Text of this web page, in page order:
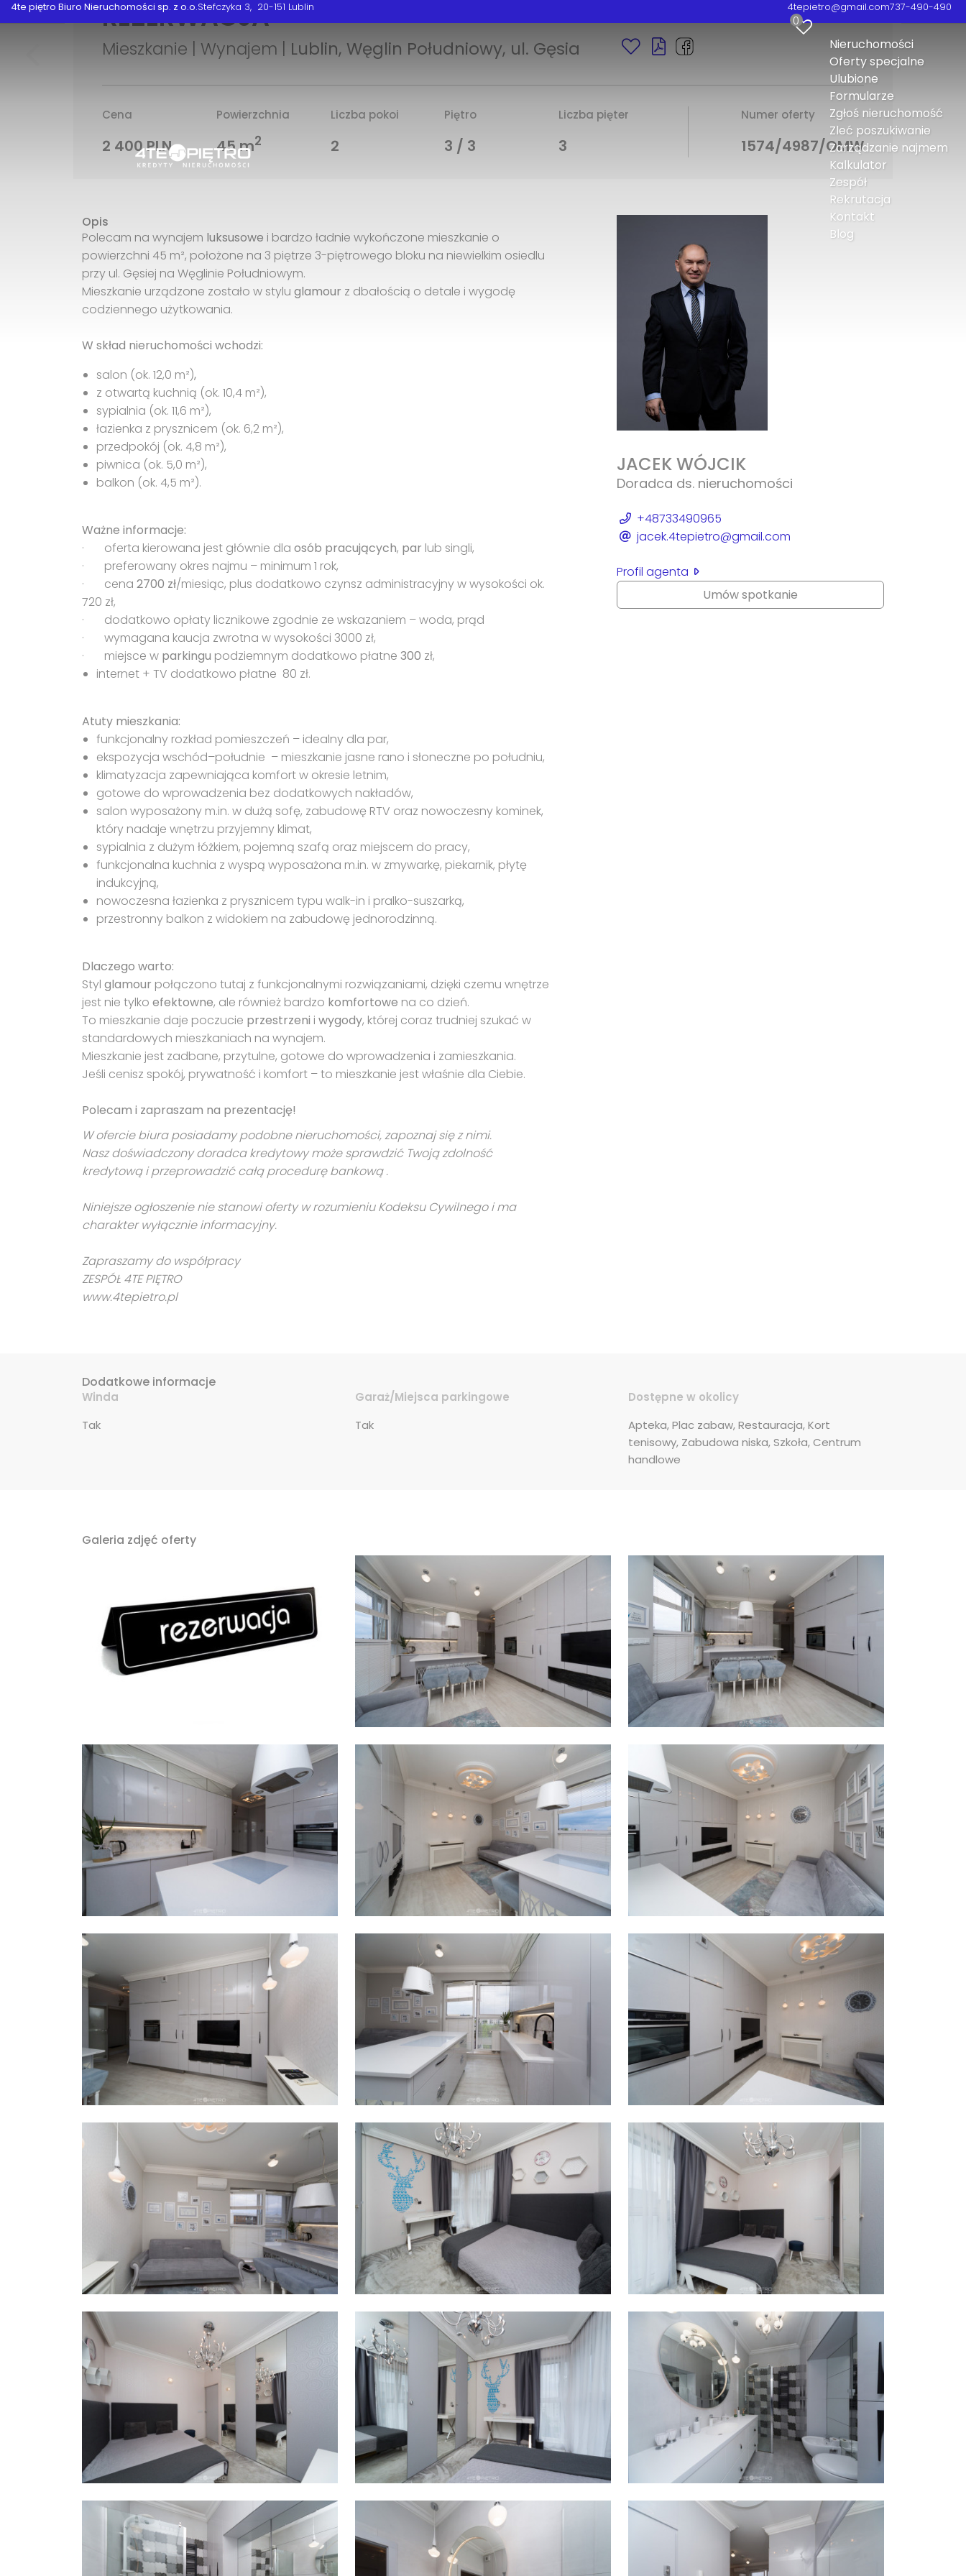
4te piętro Biuro Nieruchomości sp. z o.o.Stefczyka 3 20-151 Lublin 4tepietro@gmail.com737-490-490
0
Nieruchomości
Oferty specjalne
Ulubione
Formularze
Zgłoś nieruchomość
Zleć poszukiwanie
Zarządzanie najmem
Kalkulator
Zespół
Rekrutacja
Kontakt
Blog
REZERWACJA
Mieszkanie | Wynajem | Lublin, Węglin Południowy, ul. Gęsia
Cena
2 400 PLN
Powierzchnia
45 m2
Liczba pokoi
2
Piętro
3 / 3
Liczba pięter
3
Numer oferty
1574/4987/OMW
Opis
Polecam na wynajem luksusowe i bardzo ładnie wykończone mieszkanie o
powierzchni 45 m², położone na 3 piętrze 3-piętrowego bloku na niewielkim osiedlu
przy ul. Gęsiej na Węglinie Południowym.
Mieszkanie urządzone zostało w stylu glamour z dbałością o detale i wygodę
codziennego użytkowania.
W skład nieruchomości wchodzi:
salon (ok. 12,0 m²),
z otwartą kuchnią (ok. 10,4 m²),
sypialnia (ok. 11,6 m²),
łazienka z prysznicem (ok. 6,2 m²),
przedpokój (ok. 4,8 m²),
piwnica (ok. 5,0 m²),
balkon (ok. 4,5 m²).
Ważne informacje:
· oferta kierowana jest głównie dla osób pracujących, par lub singli,
· preferowany okres najmu – minimum 1 rok,
· cena 2700 zł/miesiąc, plus dodatkowo czynsz administracyjny w wysokości ok.
720 zł,
· dodatkowo opłaty licznikowe zgodnie ze wskazaniem – woda, prąd
· wymagana kaucja zwrotna w wysokości 3000 zł,
· miejsce w parkingu podziemnym dodatkowo płatne 300 zł,
internet + TV dodatkowo płatne 80 zł.
Atuty mieszkania:
funkcjonalny rozkład pomieszczeń – idealny dla par,
ekspozycja wschód–południe – mieszkanie jasne rano i słoneczne po południu,
klimatyzacja zapewniająca komfort w okresie letnim,
gotowe do wprowadzenia bez dodatkowych nakładów,
salon wyposażony m.in. w dużą sofę, zabudowę RTV oraz nowoczesny kominek,
który nadaje wnętrzu przyjemny klimat,
sypialnia z dużym łóżkiem, pojemną szafą oraz miejscem do pracy,
funkcjonalna kuchnia z wyspą wyposażona m.in. w zmywarkę, piekarnik, płytę
indukcyjną,
nowoczesna łazienka z prysznicem typu walk-in i pralko-suszarką,
przestronny balkon z widokiem na zabudowę jednorodzinną.
Dlaczego warto:
Styl glamour połączono tutaj z funkcjonalnymi rozwiązaniami, dzięki czemu wnętrze
jest nie tylko efektowne, ale również bardzo komfortowe na co dzień.
To mieszkanie daje poczucie przestrzeni i wygody, której coraz trudniej szukać w
standardowych mieszkaniach na wynajem.
Mieszkanie jest zadbane, przytulne, gotowe do wprowadzenia i zamieszkania.
Jeśli cenisz spokój, prywatność i komfort – to mieszkanie jest właśnie dla Ciebie.
Polecam i zapraszam na prezentację!
W ofercie biura posiadamy podobne nieruchomości, zapoznaj się z nimi.
Nasz doświadczony doradca kredytowy może sprawdzić Twoją zdolność
kredytową i przeprowadzić całą procedurę bankową .
Niniejsze ogłoszenie nie stanowi oferty w rozumieniu Kodeksu Cywilnego i ma
charakter wyłącznie informacyjny.
Zapraszamy do współpracy
ZESPÓŁ 4TE PIĘTRO
www.4tepietro.pl
JACEK WÓJCIK
Doradca ds. nieruchomości
+48733490965
jacek.4tepietro@gmail.com
Profil agenta
Umów spotkanie
Dodatkowe informacje
Winda
Tak
Garaż/Miejsca parkingowe
Tak
Dostępne w okolicy
Apteka, Plac zabaw, Restauracja, Kort
tenisowy, Zabudowa niska, Szkoła, Centrum
handlowe
Galeria zdjęć oferty